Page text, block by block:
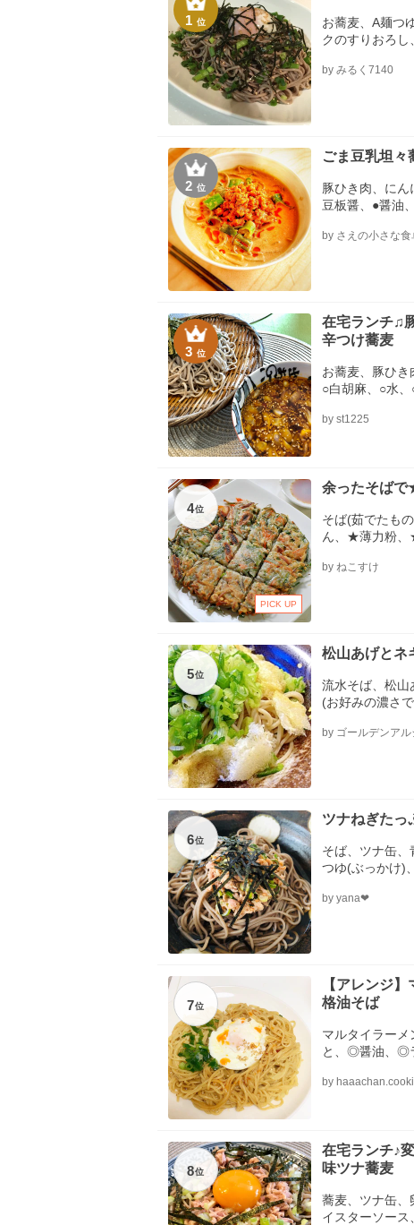
1位
お蕎麦、A麺つ
クのすりおろし
by みるく7140
2位
ごま豆乳坦々
豚ひき肉、にん
豆板醤、●醤油
★赤味噌、水、
by さえの小さな食
3位
在宅ランチ♫
辛つけ蕎麦
お蕎麦、豚ひき
○白胡麻、○水
by st1225
4位
PICK UP
余ったそばで
そば(茹でたも
ん、★薄力粉
by ねこすけ
5位
松山あげとネ
流水そば、松山
(お好みの濃さ
by ゴールデンアル
6位
ツナねぎた
そば、ツナ缶、
つゆ(ぶっかけ)
by yana❤︎
7位
【アレンジ
格油そば
マルタイラー
と、◎醤油、◎
卵
by
8位
在宅ランチ♪
味ツナ蕎麦
蕎麦、ツナ缶、
イスターソース